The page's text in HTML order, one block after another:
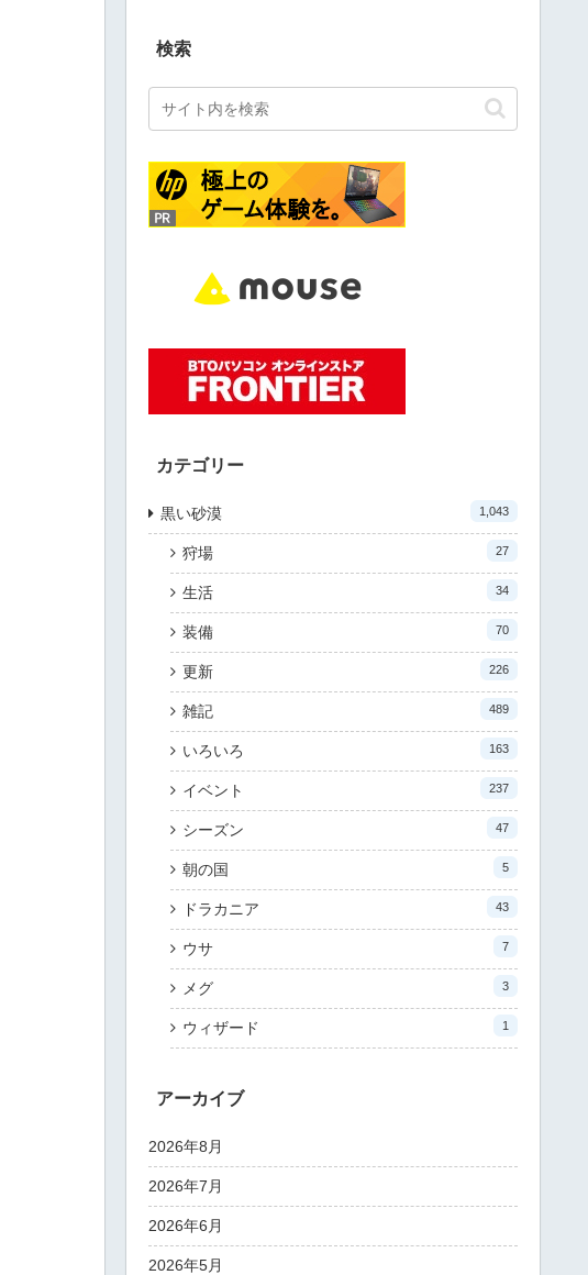
検索
カテゴリー
黒い砂漠 1,043
狩場 27
生活 34
装備 70
更新 226
雑記 489
いろいろ 163
イベント 237
シーズン 47
朝の国 5
ドラカニア 43
ウサ 7
メグ 3
ウィザード 1
アーカイブ
2026年8月
2026年7月
2026年6月
2026年5月